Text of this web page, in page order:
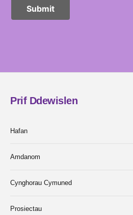
Prif Ddewislen
Hafan
Amdanom
Cynghorau Cymuned
Prosiectau